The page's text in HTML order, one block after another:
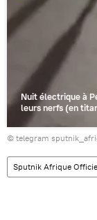
Nuit électrique à
leurs nerfs (en
© telegram
Sputnik Afrique